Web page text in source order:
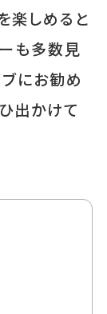
楽しめると
も多数見
にお勧め
出かけて